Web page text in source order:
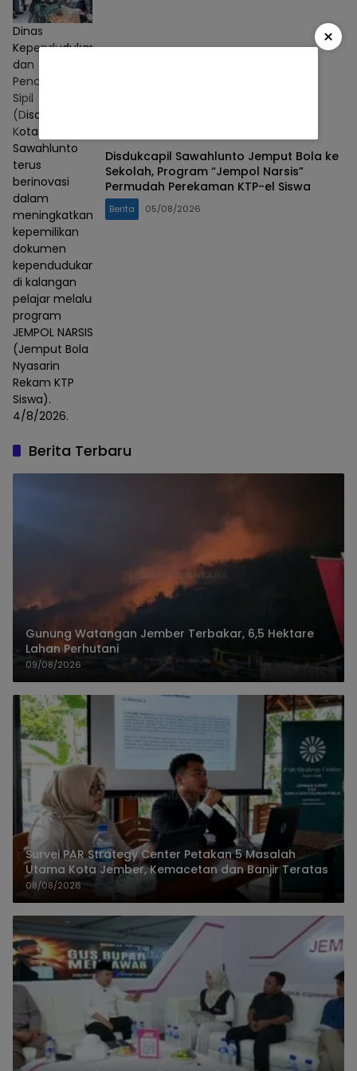
Dinas
Kependudukan
dan
Pencatatan
Sipil
(Disdukcapil)
Kota
Sawahlunto
terus
berinovasi
dalam
meningkatkan
kepemilikan
dokumen
kependudukan
di kalangan
pelajar melalui
program
JEMPOL NARSIS
(Jemput Bola
Nyasarin
Rekam KTP
Siswa).
4/8/2026.
Disdukcapil Sawahlunto Jemput Bola ke
Sekolah, Program “Jempol Narsis”
Permudah Perekaman KTP-el Siswa
Berita 05/08/2026
Berita Terbaru
Gunung Watangan Jember Terbakar, 6,5 Hektare
Lahan Perhutani
09/08/2026
Survei PAR Strategy Center Petakan 5 Masalah
Utama Kota Jember, Kemacetan dan Banjir Teratas
08/08/2026
×